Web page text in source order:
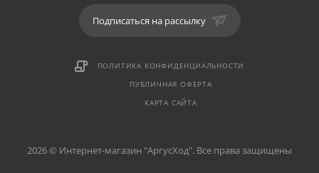
Подписаться на рассылку
ПОЛИТИКА КОНФИДЕНЦИАЛЬНОСТИ
ПУБЛИЧНАЯ ОФЕРТА
КАРТА САЙТА
2026 © Интернет-магазин "АргусХод". Все права защищены